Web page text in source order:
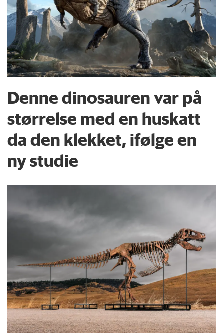
Denne dinosauren var på
størrelse med en huskatt
da den klekket, ifølge en
ny studie